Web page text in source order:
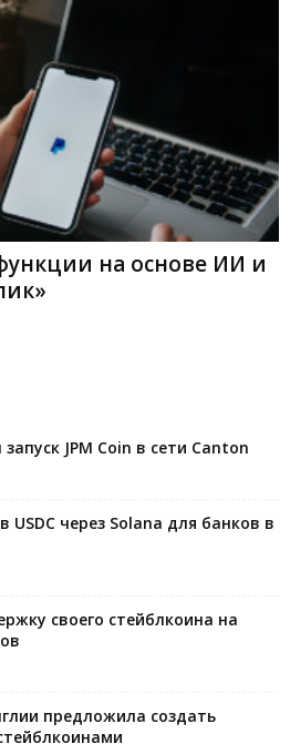
на основе ИИ и
JPM Coin в сети Canton
через Solana для банков в
своего стейблкоина на
предложила создать